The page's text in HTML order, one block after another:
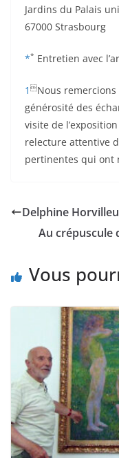
Jardins du Palais
67000 Strasbourg
** Entretien avec
1 Nous
générosité des
visite de
relecture attentive
pertinentes qui ont
Delphine
Au crépuscule
Vous